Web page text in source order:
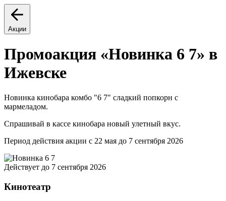
Акции
Промоакция «Новинка 6 7» в
Ижевске
Новинка кинобара комбо "6 7" сладкий попкорн с
мармеладом.
Спрашивай в кассе кинобара новый улетный вкус.
Период действия акции с 22 мая до 7 сентября 2026
Действует до 7 сентября 2026
Кинотеатр